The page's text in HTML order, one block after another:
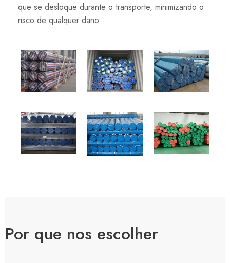
que se desloque durante o transporte, minimizando o
risco de qualquer dano.
Por que nos escolher